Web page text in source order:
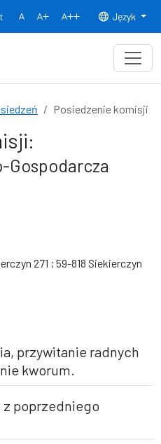
Normalny rozmiar czcionki
Rozmiar czcionki 150% Rozmiar
Język
Posiedzenie komisji
Gospodarcza
271 ; 59-818 Siekierczyn
przywitanie radnych
kworum.
z poprzedniego